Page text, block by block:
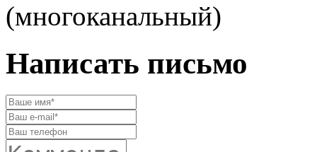
(многоканальный)
Написать письмо